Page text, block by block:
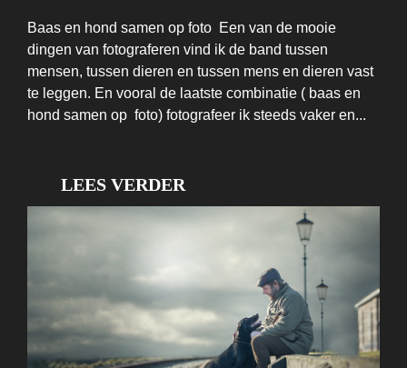
Baas en hond samen op foto Een van de mooie
dingen van fotograferen vind ik de band tussen
mensen, tussen dieren en tussen mens en dieren vast
te leggen. En vooral de laatste combinatie ( baas en
hond samen op foto) fotografeer ik steeds vaker en...
LEES VERDER